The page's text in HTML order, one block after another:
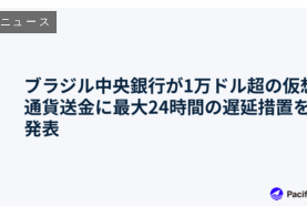
ニュース